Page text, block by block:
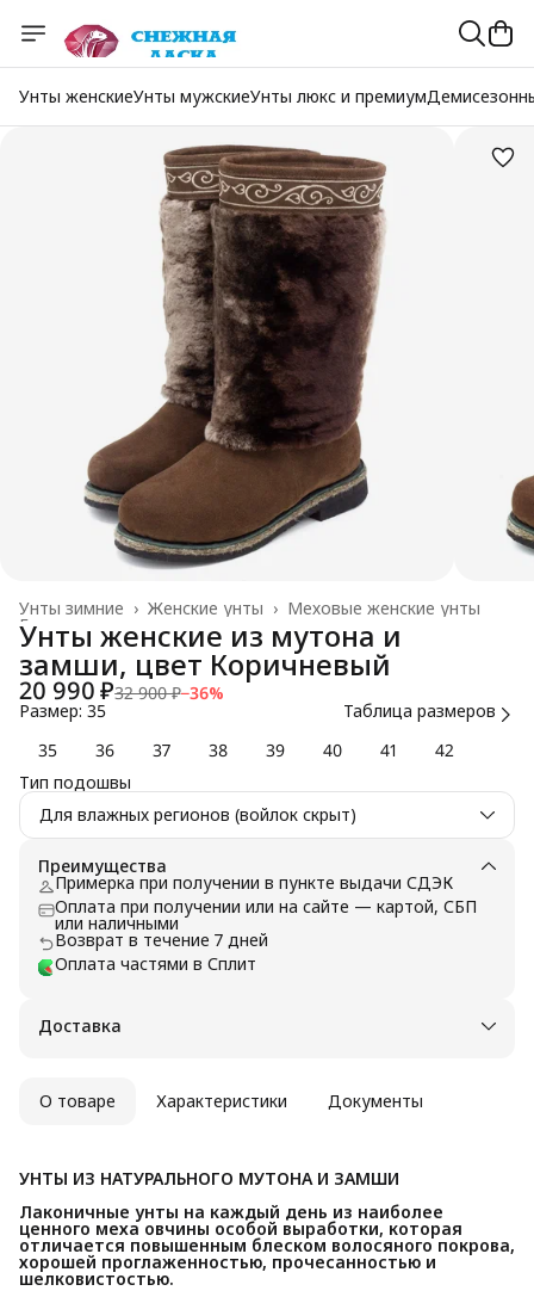
Унты женскиеУнты мужскиеУнты люкс и премиум
Меховые женские унты
Женские унты ›
Унты зимние ›
Главная
Унты женские из мутона и
замши, цвет Коричневый
20 990 ₽32 900 ₽−36%
Размер: 35
Таблица размеров
35
36 37 38 39 40 41
42
Тип подошвы
Для влажных регионов (войлок скрыт)
Преимущества
Примерка при получении в пункте выдачи СДЭК
Оплата при получении или на сайте — картой, СБП
или наличными
Возврат в течение 7 дней
Оплата частями в Сплит
Доставка
О товаре Характеристики Документы
УНТЫ ИЗ НАТУРАЛЬНОГО МУТОНА И ЗАМШИ
Лаконичные унты на каждый день из наиболее
ценного меха овчины особой выработки, которая
отличается повышенным блеском волосяного покрова,
хорошей проглаженностью, прочесанностью и
шелковистостью.